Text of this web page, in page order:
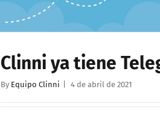
Clinni ya tiene
By Equipo Clinni 4 de abril de 2021